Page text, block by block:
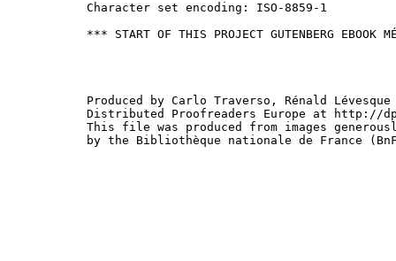
Character set encoding: ISO-8859-1
*** START OF THIS PROJECT GUTENBERG EBOOK
Produced by Carlo Traverso, Rénald
Distributed Proofreaders Europe at http://
This file was produced from images
by the Bibliothèque nationale de France